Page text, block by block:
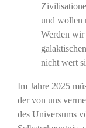
und wollen
Werden wir
nicht wert
Im Jahre 2025
der von uns
des Universums